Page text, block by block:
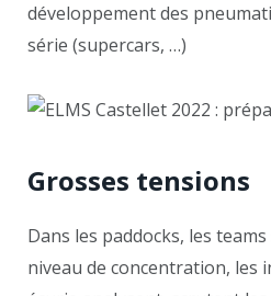
développement des
série (supercars, …)
Grosses tensions
Dans les paddocks, les
niveau de concentration, les